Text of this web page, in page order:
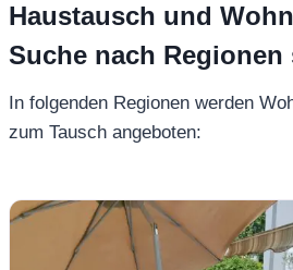
Haustausch und
Suche nach
In folgenden Regionen werden
zum Tausch angeboten: